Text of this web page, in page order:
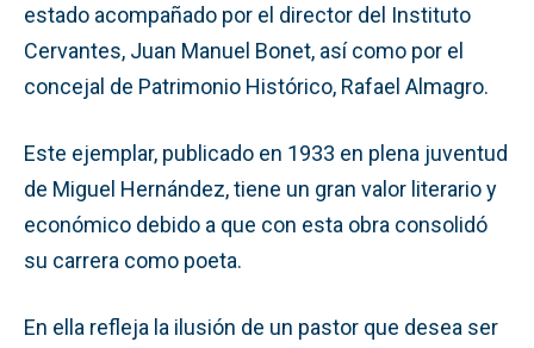
estado acompañado por el director del Instituto
Cervantes, Juan Manuel Bonet, así como por el
concejal de Patrimonio Histórico, Rafael Almagro.
Este ejemplar, publicado en 1933 en plena juventud
de Miguel Hernández, tiene un gran valor literario y
económico debido a que con esta obra consolidó
su carrera como poeta.
En ella refleja la ilusión de un pastor que desea ser